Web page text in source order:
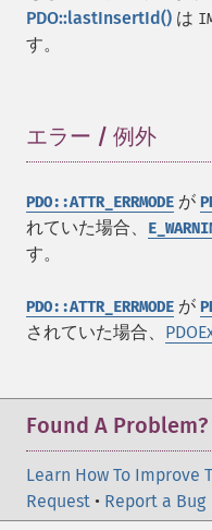
PDO::lastInsertId() は
す。
エラー / 例外
PDO::ATTR_ERRMODE が
れていた場合、
す。
PDO::ATTR_ERRMODE が
されていた場合、
Found A Problem?
Learn How To Improve
Request • Report a Bug